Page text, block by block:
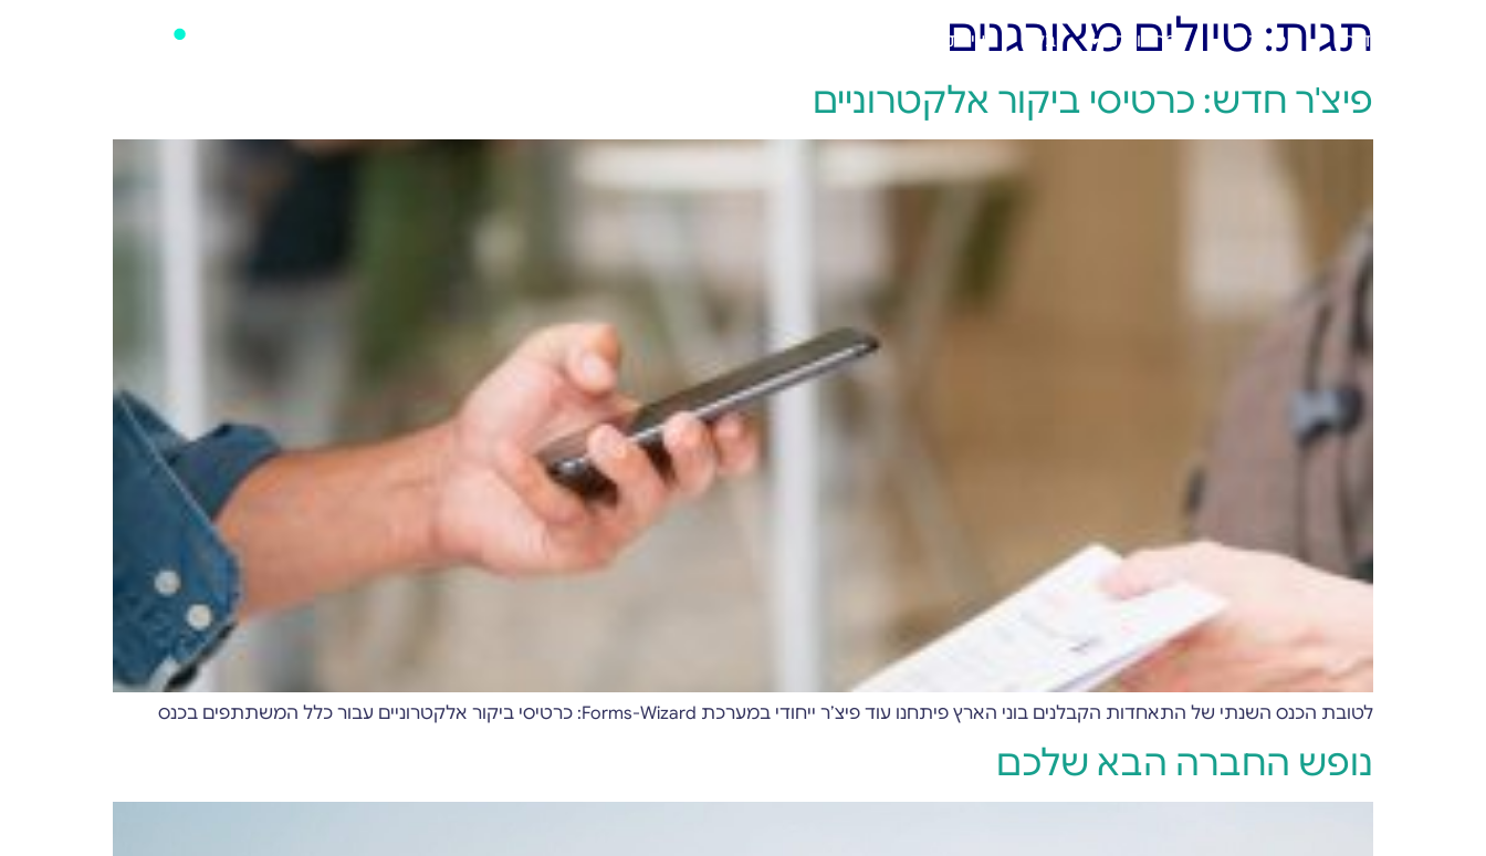
אודות מוצרים פתרונות בלוג יצירת קשר תגית: טיולים מאורגנים
פיצ'ר חדש: כרטיסי ביקור אלקטרוניים
לטובת הכנס השנתי של התאחדות הקבלנים בוני הארץ פיתחנו עוד פיצ’ר ייחודי במערכת Forms-Wizard: כרטיסי ביקור אלקטרוניים עבור כלל המשתתפים בכנס
נופש החברה הבא שלכם